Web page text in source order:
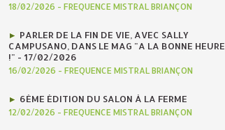
18/02/2026 - FREQUENCE MISTRAL BRIANÇON
PARLER DE LA FIN DE VIE, AVEC SALLY
CAMPUSANO, DANS LE MAG "A LA BONNE HEURE
!" - 17/02/2026
16/02/2026 - FREQUENCE MISTRAL BRIANÇON
6ÈME ÉDITION DU SALON À LA FERME
12/02/2026 - FREQUENCE MISTRAL BRIANÇON